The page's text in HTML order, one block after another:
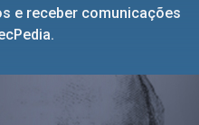
e receber comunicações